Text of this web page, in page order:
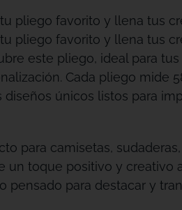
pliego favorito y llena tus
pliego favorito y llena tus
este pliego, ideal para
Cada pliego mide
diseños únicos listos para
para camisetas,
un toque positivo y creativo
pensado para destacar y